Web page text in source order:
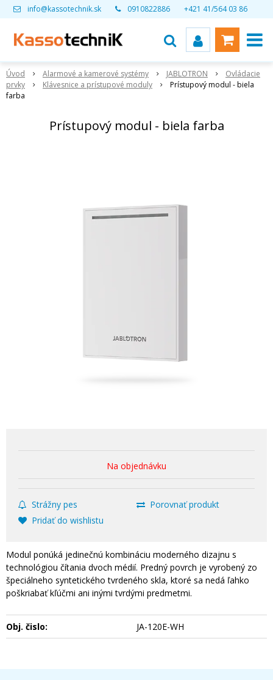
info@kassotechnik.sk 0910822886 +421 41/564 03 86
Úvod Alarmové a kamerové systémy JABLOTRON
Ovládacie
prvky
Klávesnice a prístupové moduly
Prístupový modul - biela
farba
Prístupový modul - biela farba
Na objednávku
Strážny pes
Porovnať produkt
Pridať do wishlistu
Modul ponúká jedinečnú kombináciu moderného dizajnu s
technológiou čítania dvoch médií. Predný povrch je vyrobený zo
špeciálneho syntetického tvrdeného skla, ktoré sa nedá ľahko
poškriabať kľúčmi ani inými tvrdými predmetmi.
Obj. čislo: JA-120E-WH